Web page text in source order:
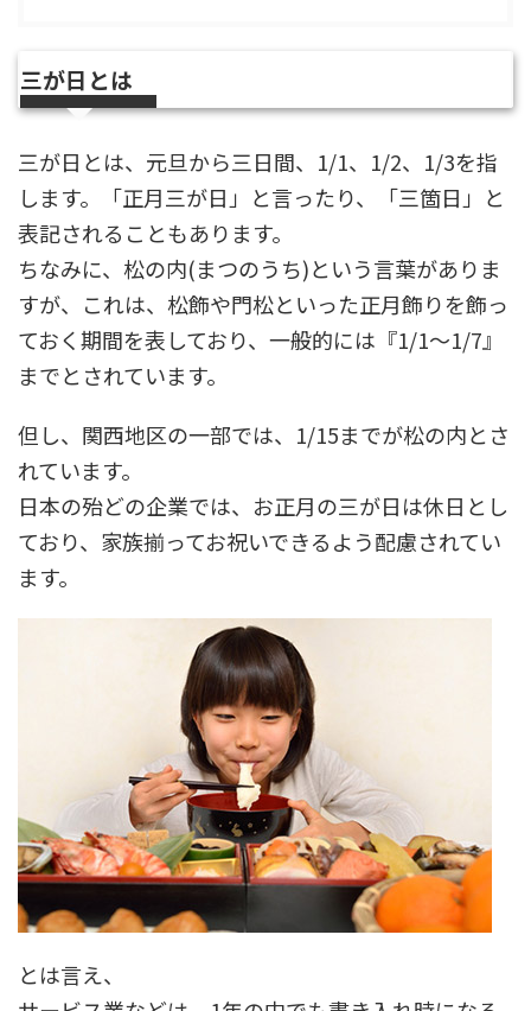
三が日とは
三が日とは、元旦から三日間、1/1、1/2、1/3を指
します。「正月三が日」と言ったり、「三箇日」と
表記されることもあります。
ちなみに、松の内(まつのうち)という言葉がありま
すが、これは、松飾や門松といった正月飾りを飾っ
ておく期間を表しており、一般的には『1/1～1/7』
までとされています。
但し、関西地区の一部では、1/15までが松の内とさ
れています。
日本の殆どの企業では、お正月の三が日は休日とし
ており、家族揃ってお祝いできるよう配慮されてい
ます。
とは言え、